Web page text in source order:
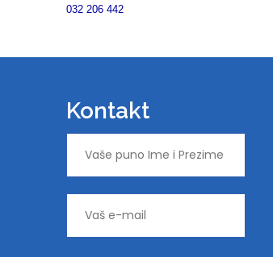
032 206 442
Kontakt